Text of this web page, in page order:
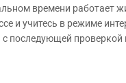
времени работает
и учитесь в режиме
последующей проверкой